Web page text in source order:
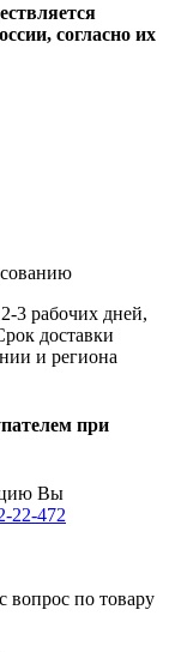
согласно их
3 рабочих дней,
доставки
и региона
при
Вы
22-472
вопрос по товару